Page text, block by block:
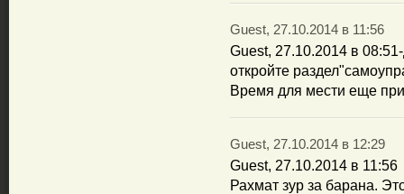
Guest, 27.10.2014 в 11:56
Guest, 27.10.2014 в
откройте
Время для мести еще
Guest, 27.10.2014 в 12:29
Guest, 27.10.2014 в 11:56
Рахмат зур за барана.